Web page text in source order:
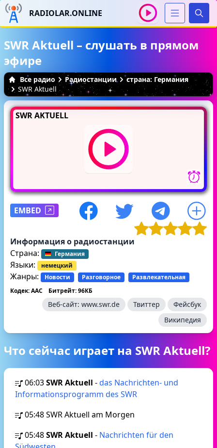
RADIOLAR.ONLINE
SWR Aktuell – слушать в прямом
эфире
Все радио Радиостанции
страна: Германия
SWR Aktuell
SWR AKTUELL
EMBED
Информация о радиостанции
Страна:
Германия
Языки: немецкий
Жанры: Новости Разговорное
Развлекательная
Кодек: AAC
Битрейт: 96КБ
Веб-сайт: www.swr.de Твиттер
Фейсбук
Википедия
Что сейчас играет на SWR Aktuell?
06:03SWR Aktuell -das Nachrichten- und
Informationsprogramm des SWR
05:48SWR Aktuell am Morgen
05:48SWR Aktuell - Nachrichten für den